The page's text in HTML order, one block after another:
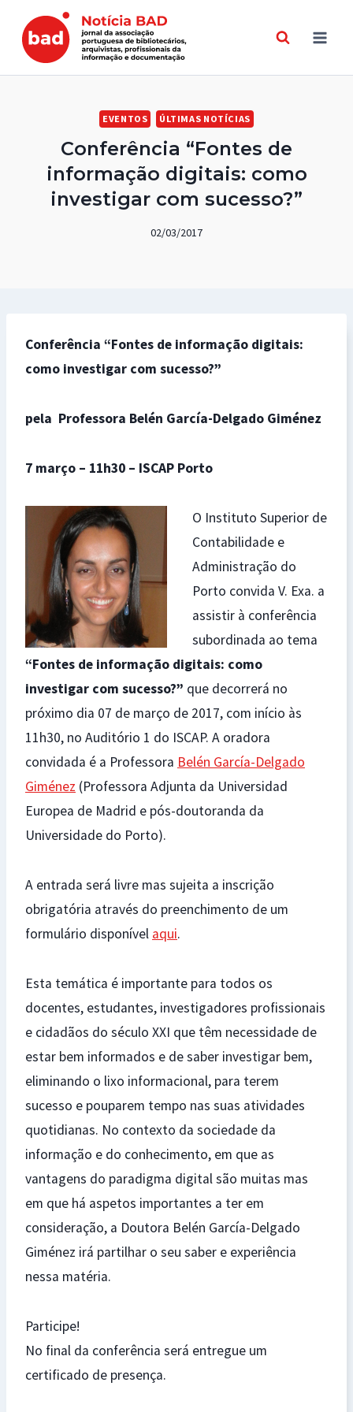
content
EVENTOS ÚLTIMAS NOTÍCIAS
Conferência “Fontes de
informação digitais: como
investigar com sucesso?”
02/03/2017
Conferência “Fontes de informação digitais:
como investigar com sucesso?”
pela Professora Belén García-Delgado Giménez
7 março – 11h30 – ISCAP Porto
O Instituto Superior de
Contabilidade e
Administração do
Porto convida V. Exa. a
assistir à conferência
subordinada ao tema
“Fontes de informação digitais: como
investigar com sucesso?” que decorrerá no
próximo dia 07 de março de 2017, com início às
11h30, no Auditório 1 do ISCAP. A oradora
convidada é a Professora Belén García-Delgado
Giménez (Professora Adjunta da Universidad
Europea de Madrid e pós-doutoranda da
Universidade do Porto).
A entrada será livre mas sujeita a inscrição
obrigatória através do preenchimento de um
formulário disponível aqui.
Esta temática é importante para todos os
docentes, estudantes, investigadores profissionais
e cidadãos do século XXI que têm necessidade de
estar bem informados e de saber investigar bem,
eliminando o lixo informacional, para terem
sucesso e pouparem tempo nas suas atividades
quotidianas. No contexto da sociedade da
informação e do conhecimento, em que as
vantagens do paradigma digital são muitas mas
em que há aspetos importantes a ter em
consideração, a Doutora Belén García-Delgado
Giménez irá partilhar o seu saber e experiência
nessa matéria.
Participe!
No final da conferência será entregue um
certificado de presença.